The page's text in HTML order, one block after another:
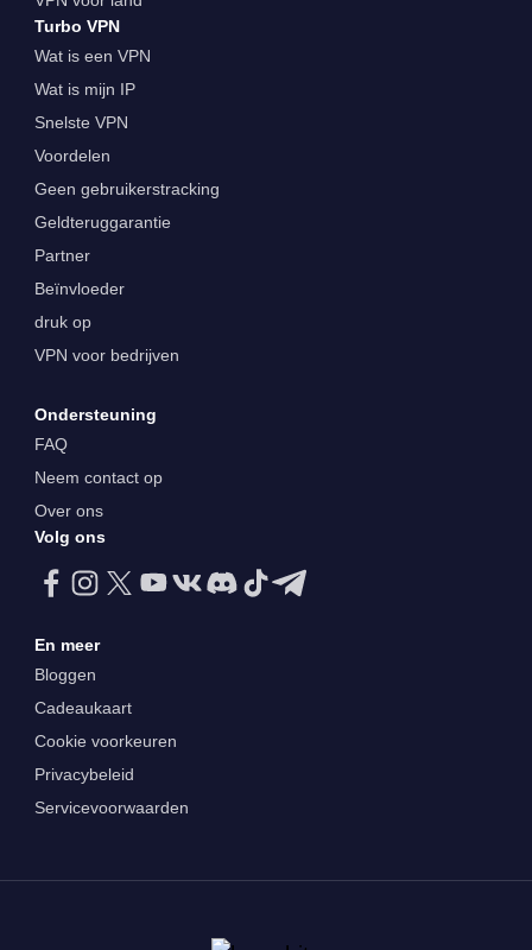
Turbo VPN
Wat is een VPN
Wat is mijn IP
Snelste VPN
Voordelen
Geen gebruikerstracking
Geldteruggarantie
Partner
Beïnvloeder
druk op
VPN voor bedrijven
Ondersteuning
FAQ
Neem contact op
Over ons
Volg ons
En meer
Bloggen
Cadeaukaart
Cookie voorkeuren
Privacybeleid
Servicevoorwaarden